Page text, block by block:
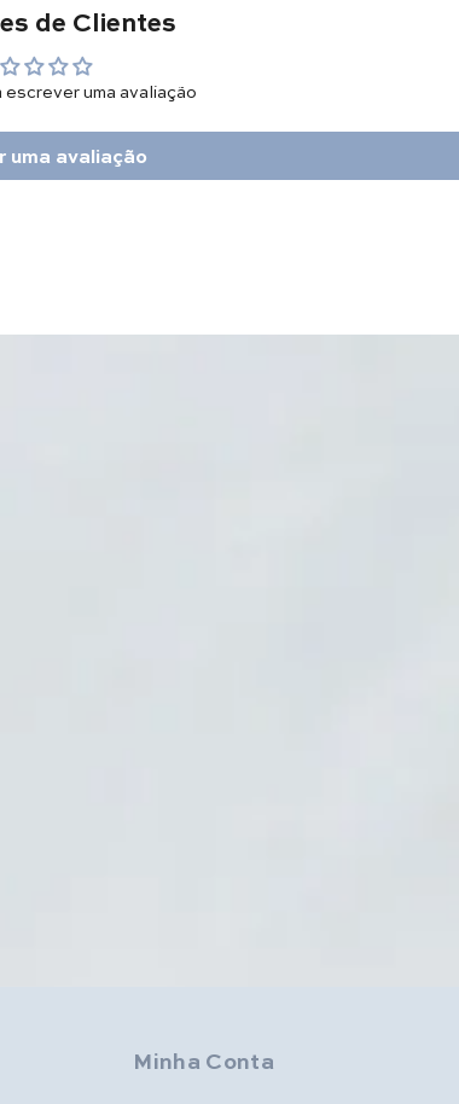
de Clientes
escrever uma avaliação
uma avaliação
Minha Conta